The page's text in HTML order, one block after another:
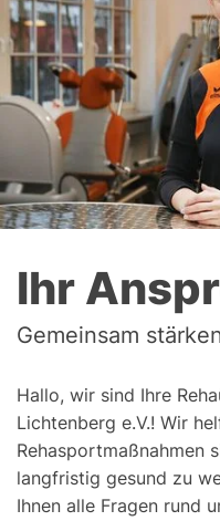
Ihr
Gemeinsam
Hallo, wir sind Ihre
Lichtenberg e.V.! Wir
Rehasportmaßnahmen
langfristig gesund zu
Ihnen alle Fragen rund